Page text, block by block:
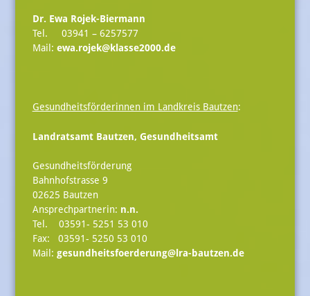
Dr. Ewa Rojek-Biermann
Tel. 03941 – 6257577
Mail: ewa.rojek@klasse2000.de
Gesundheitsförderinnen im Landkreis Bautzen:
Landratsamt Bautzen, Gesundheitsamt
Gesundheitsförderung
Bahnhofstrasse 9
02625 Bautzen
Ansprechpartnerin: n.n.
Tel. 03591- 5251 53 010
Fax: 03591- 5250 53 010
Mail: gesundheitsfoerderung@lra-bautzen.de